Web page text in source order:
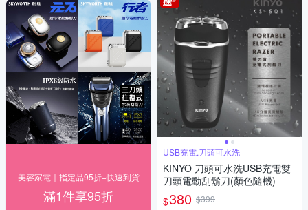
美容家電｜指定品95折+快速到貨
滿1件享95折
USB充電,刀頭可水洗
KINYO 刀頭可水洗USB充電雙
刀頭電動刮鬍刀(顏色隨機)
$380 $399